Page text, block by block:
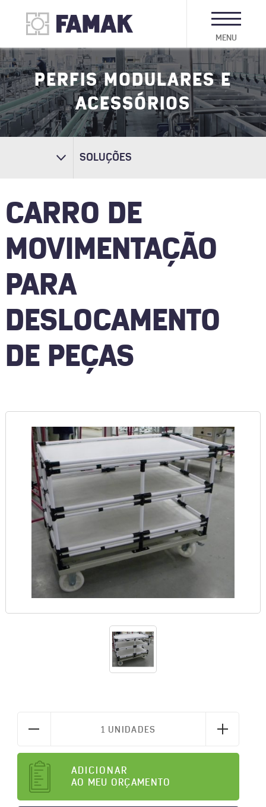
MENU
PERFIS MODULARES E
ACESSÓRIOS
SOLUÇÕES
CARRO DE
MOVIMENTAÇÃO
PARA
DESLOCAMENTO
DE PEÇAS
1 UNIDADES
ADICIONAR
AO MEU ORÇAMENTO